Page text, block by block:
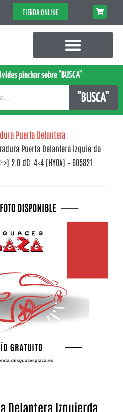
TIENDA ONLINE
pinchar sobre "BUSCA"
"BUSCA"
Puerta Delantera
Puerta Delantera Izquierda
2.0 dCi 4×4 (HY0A) – 605821
Delantera Izquierda